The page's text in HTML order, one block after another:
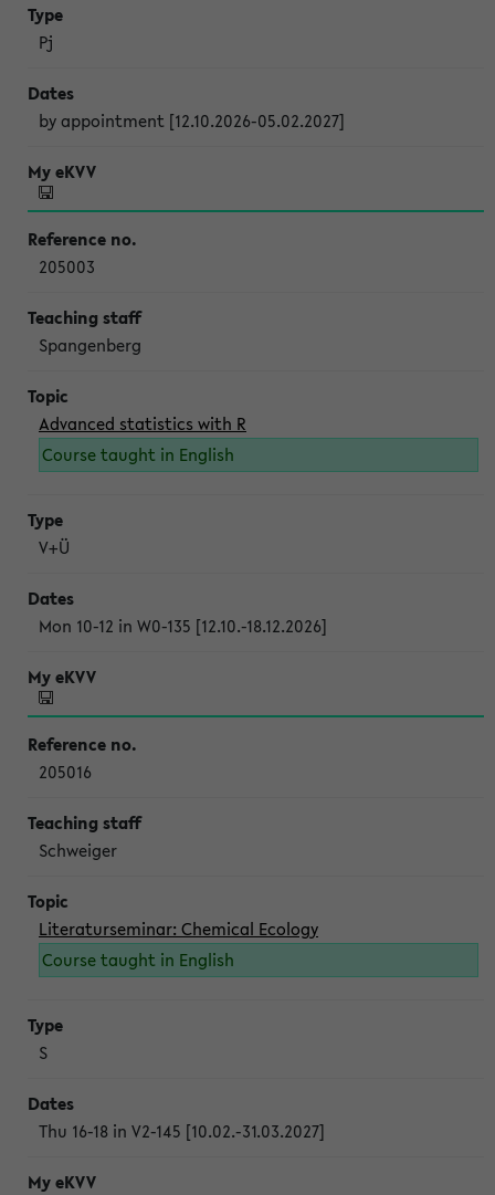
Pj
by appointment [12.10.2026-05.02.2027]
205003
Spangenberg
Advanced statistics with R
Course taught in English
V+Ü
Mon 10-12 in W0-135 [12.10.-18.12.2026]
205016
Schweiger
Literaturseminar: Chemical Ecology
Course taught in English
S
Thu 16-18 in V2-145 [10.02.-31.03.2027]